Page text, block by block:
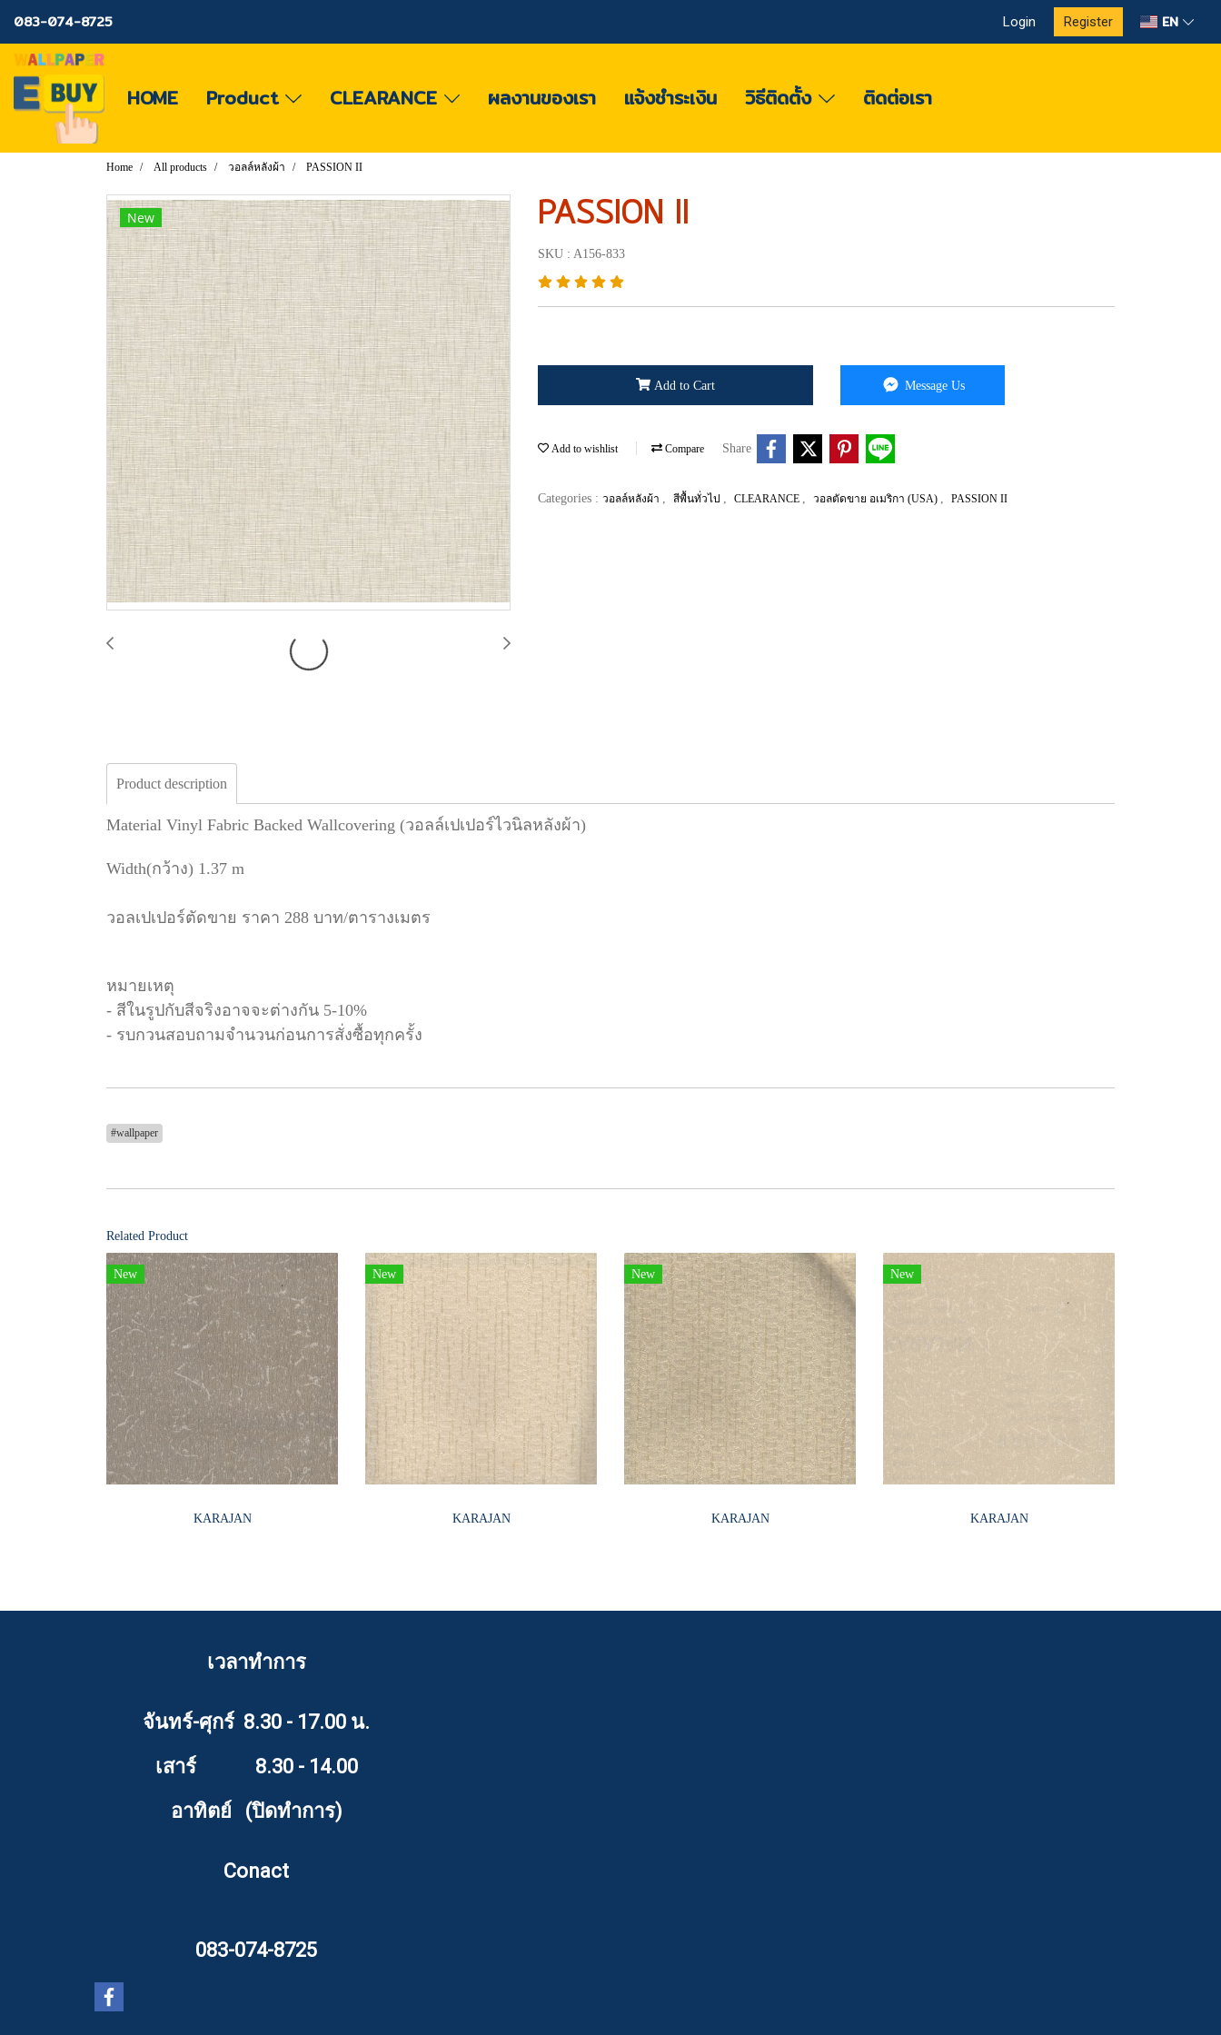
083-074-8725 Login Register EN
HOME Product CLEARANCE ผลงานของเรา แจ้งชำระเงิน วิธีติดตั้ง ติดต่อเรา
Home All products วอลล์หลังผ้า PASSION II
New PASSION II
SKU : A156-833
Add to Cart Message Us
Add to wishlist Compare Share
Categories : วอลล์หลังผ้า สีพื้นทั่วไป CLEARANCE วอลตัดขาย อเมริกา (USA) PASSION II
Product description
Material Vinyl Fabric Backed Wallcovering (วอลล์เปเปอร์ไวนิลหลังผ้า)
Width(กว้าง) 1.37 m
วอลเปเปอร์ตัดขาย ราคา 288 บาท/ตารางเมตร
หมายเหตุ
- สีในรูปกับสีจริงอาจจะต่างกัน 5-10%
- รบกวนสอบถามจำนวนก่อนการสั่งซื้อทุกครั้ง
#wallpaper
Related Product
New
KARAJAN
New
KARAJAN
New
KARAJAN
New
KARAJAN
เวลาทำการ
จันทร์-ศุกร์ 8.30 - 17.00 น.
เสาร์ 8.30 - 14.00
อาทิตย์ (ปิดทำการ)
Conact
083-074-8725